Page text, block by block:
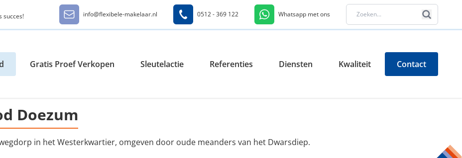
succes! info@flexibele-makelaar.nl 0512 - 369 122 Whatsapp met ons
Gratis Proef Verkopen Sleutelactie Referenties Diensten Kwaliteit Contact
Doezum
in het Westerkwartier, omgeven door oude meanders van het Dwarsdiep.